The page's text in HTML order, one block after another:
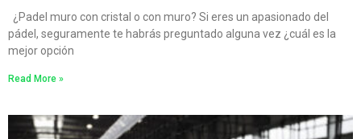
¿Padel muro con cristal o con muro? Si eres un apasionado del
pádel, seguramente te habrás preguntado alguna vez ¿cuál es la
mejor opción
Read More »